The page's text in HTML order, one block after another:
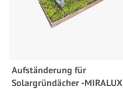
Aufständerung für
Solargründächer -MIRALUX